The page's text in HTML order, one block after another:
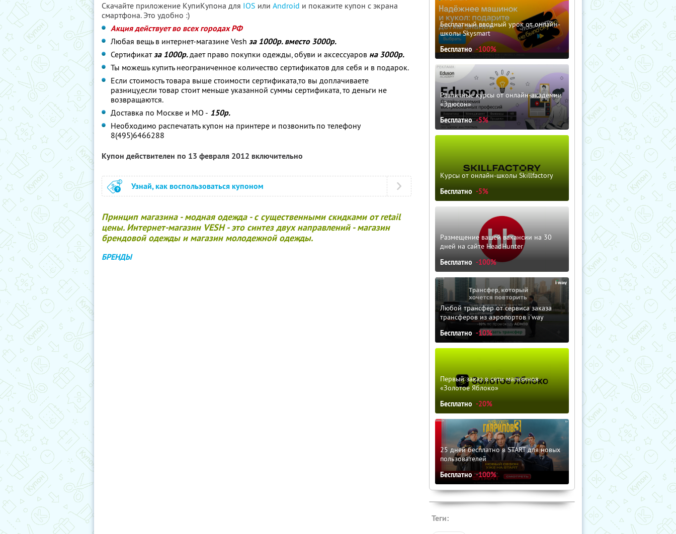
Скачайте приложение КупиКупона для IOS или Android и покажите купон с экрана
смартфона. Это удобно :)
Акция действует во всех городах РФ
Любая вещь в интернет-магазине Vesh за 1000р. вместо 3000р.
Сертификатза 1000р.дает право покупки одежды, обуви и аксессуаров на 3000р.
Ты можешь купить неограниченное количество сертификатов для себя и в подарок.
Если стоимость товара выше стоимости сертификата,то вы доплачиваете
разницу,если товар стоит меньше указанной суммы сертификата, то деньги не
возвращаются.
Доставка по Москве и МО - 150р.
Необходимо распечатать купон на принтере и позвонить по телефону
8(495)6466288
Купон действителен по 13 февраля 2012 включительно
Узнай, как воспользоваться купоном
Принцип магазина - модная одежда - с существенными скидками от retail
цены. Интернет-магазин VESH - это синтез двух направлений - магазин
брендовой одежды и магазин молодежной одежды.
БРЕНДЫ
Бесплатный вводный урок от онлайн-
школы Skysmart
Бесплатно -100%
Различные курсы от онлайн-академии
«Эдюсон»
Бесплатно -5%
Курсы от онлайн-школы Skillfactory
Бесплатно -5%
Размещение вашей вакансии на 30
дней на сайте HeadHunter
Бесплатно -100%
Любой трансфер от сервиса заказа
трансферов из аэропортов i'way
Бесплатно -10%
Первый заказ в сети магазинов
«Золотое Яблоко»
Бесплатно -20%
25 дней бесплатно в START для новых
пользователей
Бесплатно -100%
Теги: